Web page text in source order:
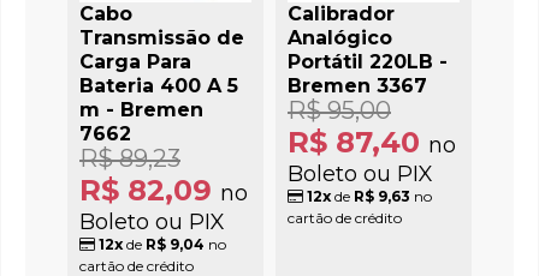
Cabo
Transmissão de
Carga Para
Bateria 400 A 5
m - Bremen
7662
R$ 82,09 no
Boleto ou PIX
R$ 89,23
12x de R$ 9,04 no
cartão de crédito
Calibrador
Analógico
Portátil 220LB -
Bremen 3367
R$ 87,40 no
Boleto ou PIX
R$ 95,00
12xde R$ 9,63 no
cartão de crédito